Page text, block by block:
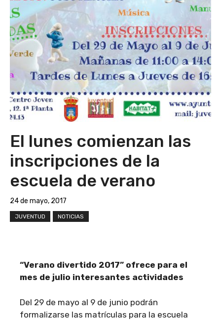
El lunes comienzan las
inscripciones de la
escuela de verano
24 de mayo, 2017
JUVENTUD NOTICIAS
“Verano divertido 2017” ofrece para el
mes de julio interesantes actividades
Del 29 de mayo al 9 de junio podrán
formalizarse las matrículas para la escuela